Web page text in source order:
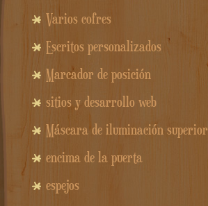
Varios cofres
Escritos personalizados
Marcador de posición
sitios y desarrollo web
Máscara de iluminación superior
encima de la puerta
espejos